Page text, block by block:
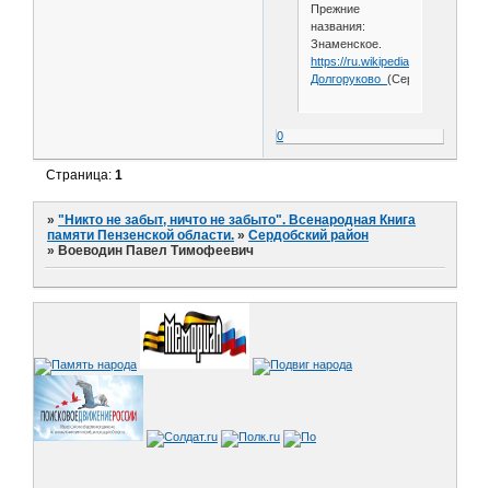
Прежние
названия:
Знаменское.
https://ru.wikipedia.org/wiki/
Долгоруково_
0
Страница:1
»"Никто не забыт, ничто не забыто". Всенародная Книга
памяти Пензенской области. »Сердобский район
» Воеводин Павел Тимофеевич